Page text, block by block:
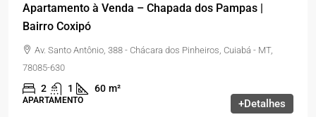
Apartamento à Venda – Chapada dos Pampas |
Bairro Coxipó
Av. Santo Antônio, 388 - Chácara dos Pinheiros, Cuiabá - MT,
78085-630
2 1 60 m²
APARTAMENTO +Detalhes